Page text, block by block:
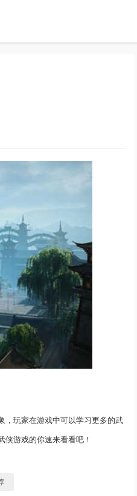
，玩家在游戏中可以学习更多的武
游戏的你速来看看吧！